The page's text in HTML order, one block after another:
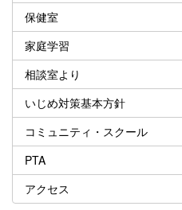
保健室
家庭学習
相談室より
いじめ対策基本方針
コミュニティ・スクール
PTA
アクセス